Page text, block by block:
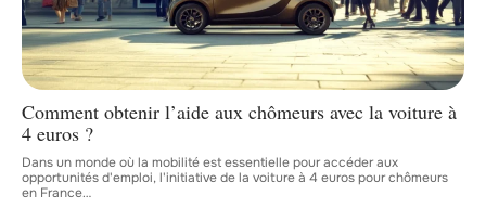
Comment obtenir l’aide aux chômeurs avec la voiture à
4 euros ?
Dans un monde où la mobilité est essentielle pour accéder aux
opportunités d'emploi, l'initiative de la voiture à 4 euros pour chômeurs
en France…